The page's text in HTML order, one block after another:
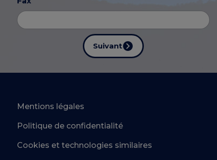
Suivant
Mentions légales
Politique de confidentialité
Cookies et technologies similaires